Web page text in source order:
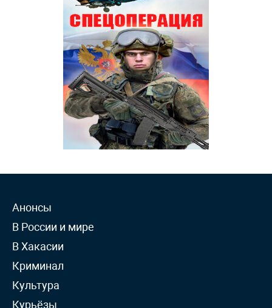
Анонсы
В России и мире
В Хакасии
Криминал
Культура
Курьёзы